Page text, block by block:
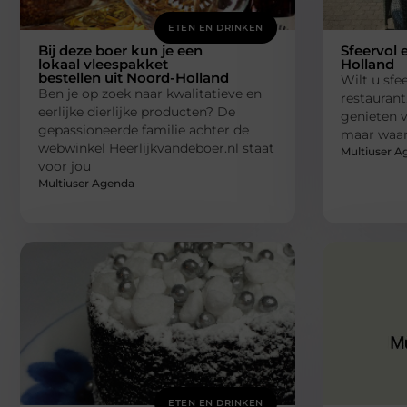
ETEN EN DRINKEN
Bij deze boer kun je een
lokaal vleespakket
bestellen uit Noord-Holland
Ben je op zoek naar kwalitatieve en
eerlijke dierlijke producten? De
gepassioneerde familie achter de
webwinkel Heerlijkvandeboer.nl staat
voor jou
Multiuser Agenda
Sfeervol
Holland
Wilt u
genieten
maar
Multiuser
ETEN EN DRINKEN